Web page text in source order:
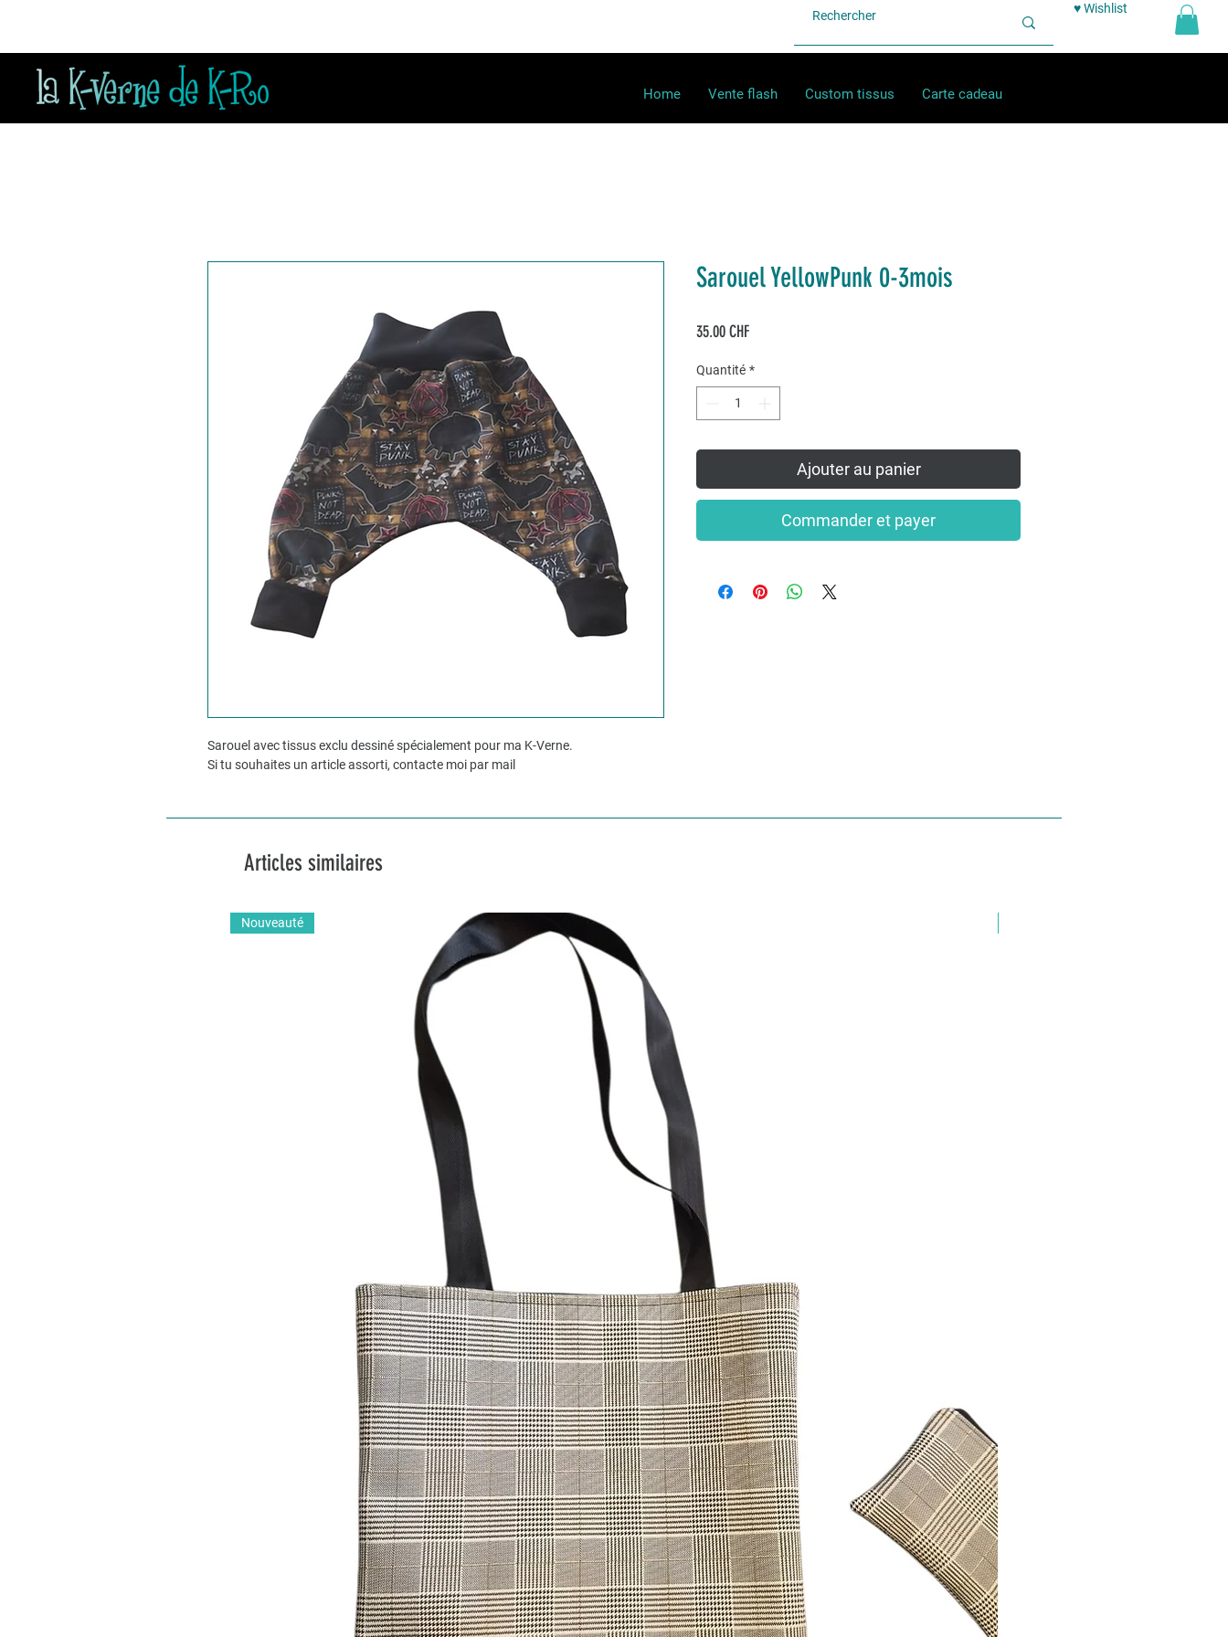
♥ Wishlist
Home Vente flash Custom tissus Carte cadeau
Sarouel avec tissus exclu dessiné spécialement pour ma K-Verne.
Si tu souhaites un article assorti, contacte moi par mail
Sarouel YellowPunk 0-3mois
35.00 CHFPrix
Quantité *
Ajouter au panier
Commander et payer
Articles similaires
Nouveauté